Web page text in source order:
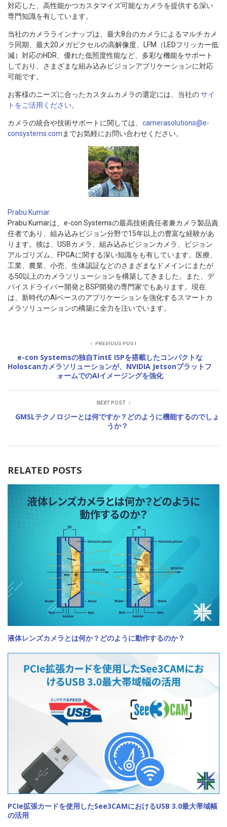
対応した、高性能かつカスタマイズ可能なカメラを提供する深い
専門知識を有しています。
当社のカメララインナップは、最大8台のカメラによるマルチカメ
ラ同期、最大20メガピクセルの高解像度、LFM（LEDフリッカー低
減）対応のHDR、優れた低照度性能など、多彩な機能をサポート
しており、さまざまな組み込みビジョンアプリケーションに対応
可能です。
お客様のニーズに合ったカスタムカメラの選定には、当社のサイ
トをご活用ください。
カメラの統合や技術サポートに関しては、 camerasolutions@e-
consystems.com までお気軽にお問い合わせください。
Prabu Kumar
Prabu Kumarは、e-con Systemsの最高技術責任者兼カメラ製品責
任者であり、組み込みビジョン分野で15年以上の豊富な経験があ
ります。彼は、USBカメラ、組み込みビジョンカメラ、ビジョン
アルゴリズム、FPGAに関する深い知識をも有しています。医療、
工業、農業、小売、生体認証などのさまざまなドメインにまたが
る50以上のカメラソリューションを構築してきました。また、デ
バイスドライバー開発とBSP開発の専門家でもあります。現在
は、新時代のAIベースのアプリケーションを強化するスマートカ
メラソリューションの構築に全力を注いでいます。
PREVIOUS POST
e-con Systemsの独自TintE ISPを搭載したコンパクトな
Holoscanカメラソリューションが、NVIDIA Jetsonプラットフ
ォームでのAIイメージングを強化
NEXT POST
GMSLテクノロジーとは何ですか？どのように機能するのでしょ
うか？
RELATED POSTS
液体レンズカメラとは何か？どのように動作するのか？
PCIe拡張カードを使用したSee3CAMにおけるUSB 3.0最大帯域幅
の活用